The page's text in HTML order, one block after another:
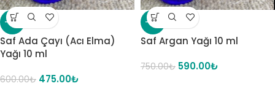
-21%
Saf Ada Çayı (Acı Elma)
Yağı 10 ml
600.00₺ 475.00₺
-21%
Saf Argan Yağı 10 ml
750.00₺ 590.00₺